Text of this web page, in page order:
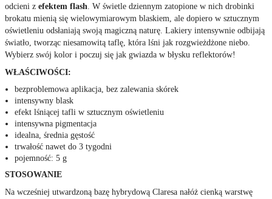
odcieni z efektem flash. W świetle dziennym zatopione w nich drobinki
brokatu mienią się wielowymiarowym blaskiem, ale dopiero w sztucznym
oświetleniu odsłaniają swoją magiczną naturę. Lakiery intensywnie odbijają
światło, tworząc niesamowitą taflę, która lśni jak rozgwieżdżone niebo.
Wybierz swój kolor i poczuj się jak gwiazda w błysku reflektorów!
WŁAŚCIWOŚCI:
bezproblemowa aplikacja, bez zalewania skórek
intensywny blask
efekt lśniącej tafli w sztucznym oświetleniu
intensywna pigmentacja
idealna, średnia gęstość
trwałość nawet do 3 tygodni
pojemność: 5 g
STOSOWANIE
Na wcześniej utwardzoną bazę hybrydową Claresa nałóż cienką warstwę